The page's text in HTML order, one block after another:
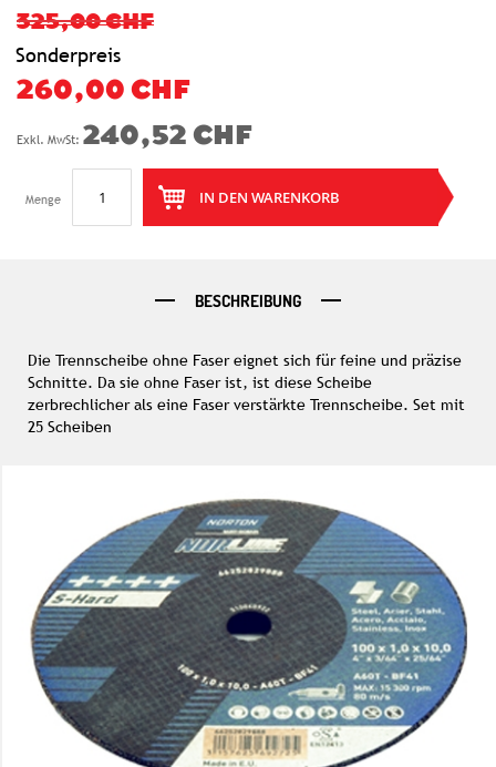
325,00 CHF
Sonderpreis
260,00 CHF
240,52 CHF
Menge IN DEN WARENKORB
BESCHREIBUNG
Die Trennscheibe ohne Faser eignet sich für feine und präzise
Schnitte. Da sie ohne Faser ist, ist diese Scheibe
zerbrechlicher als eine Faser verstärkte Trennscheibe. Set mit
25 Scheiben